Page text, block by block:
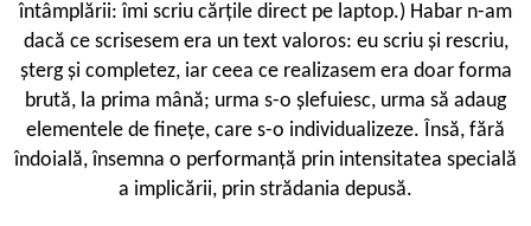
întâmplării: îmi scriu cărțile direct pe laptop.) Habar n-am
dacă ce scrisesem era un text valoros: eu scriu și rescriu,
șterg și completez, iar ceea ce realizasem era doar forma
brută, la prima mână; urma s-o șlefuiesc, urma să adaug
elementele de finețe, care s-o individualizeze. Însă, fără
îndoială, însemna o performanță prin intensitatea specială
a implicării, prin strădania depusă.